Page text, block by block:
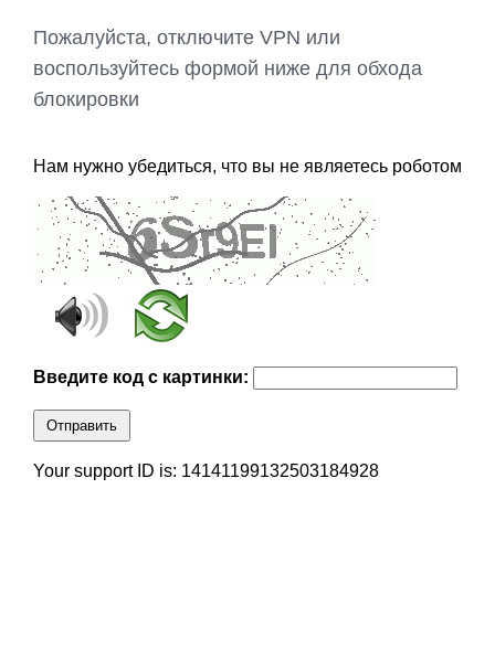
Пожалуйста, отключите VPN или
воспользуйтесь формой ниже для обхода
блокировки
Нам нужно убедиться, что вы не являетесь роботом
Введите код с картинки:
Отправить
Your support ID is: 14141199132503184928